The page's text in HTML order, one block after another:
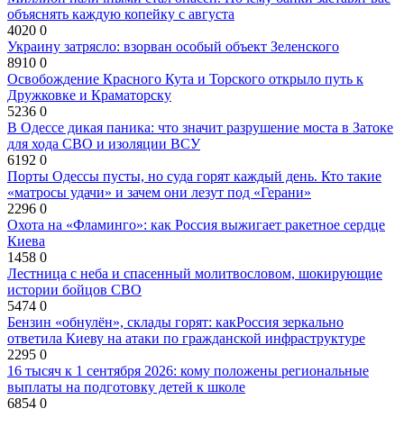
объяснять каждую копейку с августа
4020 0
Украину затрясло: взорван особый объект Зеленского
8910 0
Освобождение Красного Кута и Торского открыло путь к
Дружковке и Краматорску
5236 0
В Одессе дикая паника: что значит разрушение моста в Затоке
для хода СВО и изоляции ВСУ
6192 0
Порты Одессы пусты, но суда горят каждый день. Кто такие
«матросы удачи» и зачем они лезут под «Герани»
2296 0
Охота на «Фламинго»: как Россия выжигает ракетное сердце
Киева
1458 0
Лестница с неба и спасенный молитвословом, шокирующие
истории бойцов СВО
5474 0
Бензин «обнулён», склады горят: какРоссия зеркально
ответила Киеву на атаки по гражданской инфраструктуре
2295 0
16 тысяч к 1 сентября 2026: кому положены региональные
выплаты на подготовку детей к школе
6854 0